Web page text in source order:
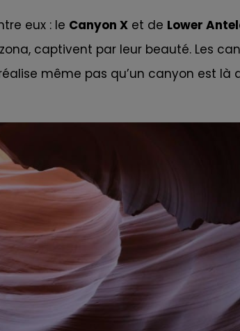
eux : le Canyon X et de Lower
captivent par leur beauté. Les
même pas qu’un canyon est là